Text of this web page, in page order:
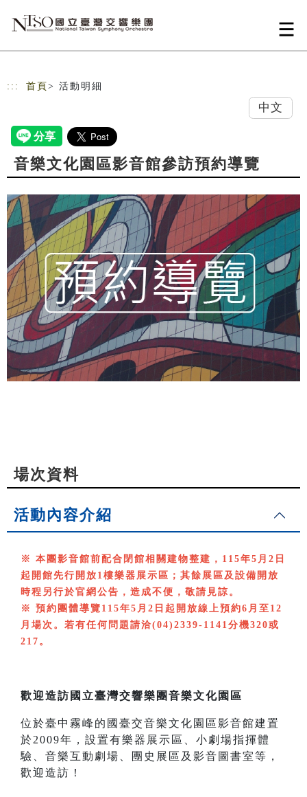
::: 首頁 > 活動明細
中文
音樂文化園區影音館參訪預約導覽
場次資料
活動內容介紹
※ 本團影音館前配合閉館相關建物整建，115年5月2日
起開館先行開放1樓樂器展示區；其餘展區及設備開放
時程另行於官網公告，造成不便，敬請見諒。
※ 預約團體導覽115年5月2日起開放線上預約6月至12
月場次。若有任何問題請洽(04)2339-1141分機320或
217。
歡迎造訪國立臺灣交響樂團音樂文化園區
位於臺中霧峰的國臺交音樂文化園區影音館建置
於2009年，設置有樂器展示區、小劇場指揮體
驗、音樂互動劇場、團史展區及影音圖書室等，
歡迎造訪！